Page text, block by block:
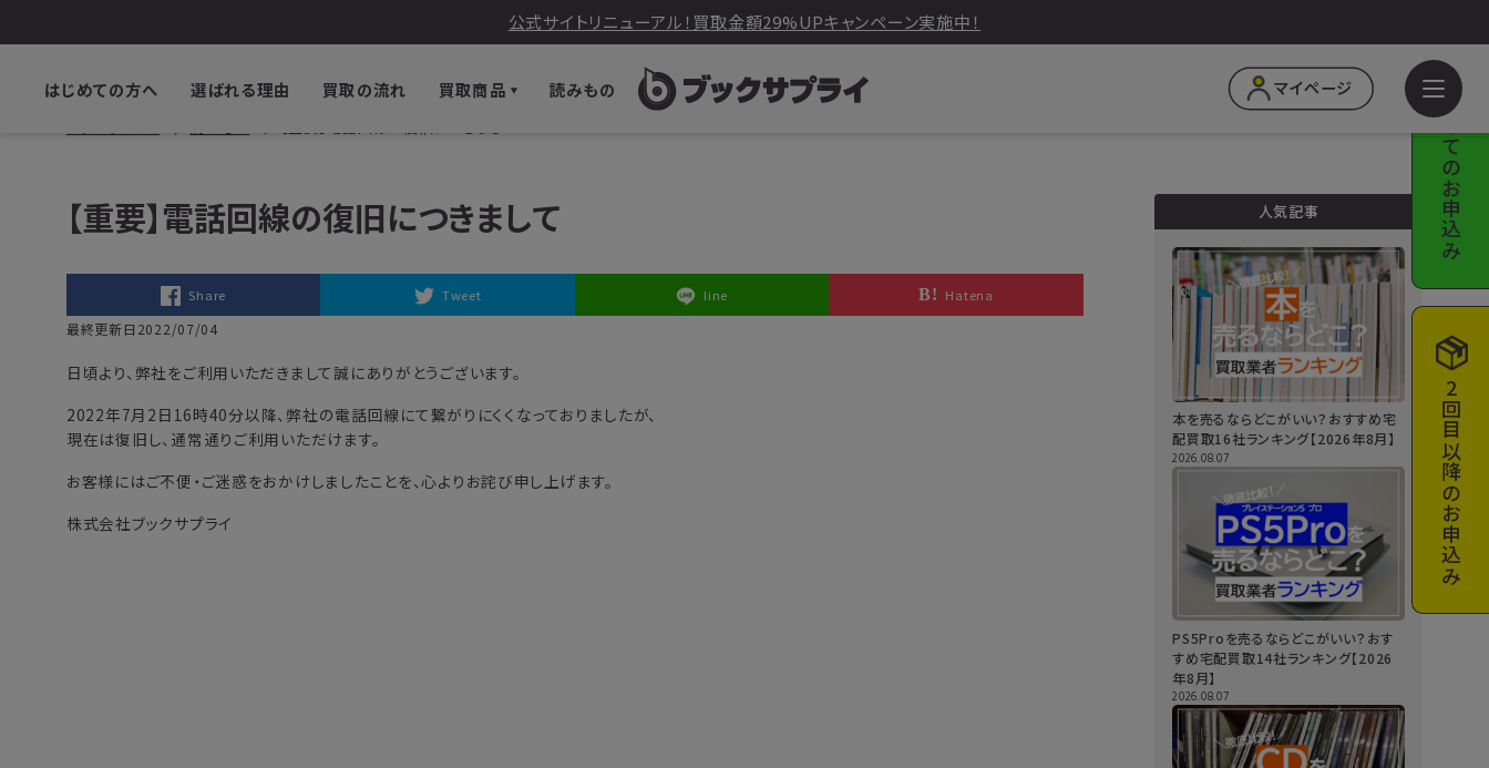
公式サイトリニューアル！買取金額29%UPキャンペーン実施中！
はじめての方へ 選ばれる理由 買取の流れ 買取商品 読みもの マイページ はじめての
お申込み
2回目以降の
お申込み
【重要】電話回線の復旧につきまして
Share Tweet line Hatena
最終更新日2022/07/04
日頃より、弊社をご利用いただきまして誠にありがとうございます。
2022年7月2日16時40分以降、弊社の電話回線にて繋がりにくくなっておりましたが、
現在は復旧し、通常通りご利用いただけます。
お客様にはご不便・ご迷惑をおかけしましたことを、心よりお詫び申し上げます。
株式会社ブックサプライ
人気記事
本を売るならどこがいい？おすすめ宅
配買取16社ランキング【2026年8月】
2026.08.07
PS5Proを売るならどこがいい？おす
すめ宅配買取14社ランキング【2026
年8月】
2026.08.07